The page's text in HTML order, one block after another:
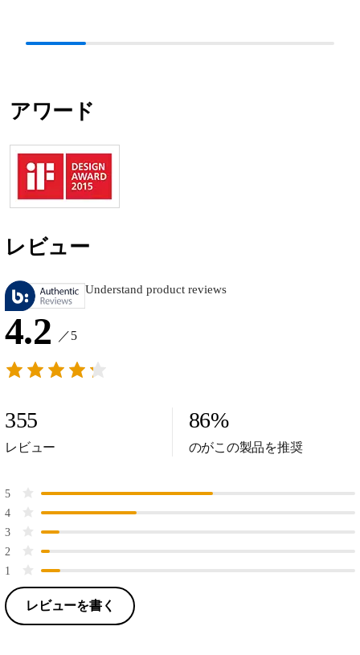
アワード
レビュー
Understand product reviews
4.2 ／5
355
レビュー
86%
のがこの製品を推奨
5
4
3
2
1
レビューを書く